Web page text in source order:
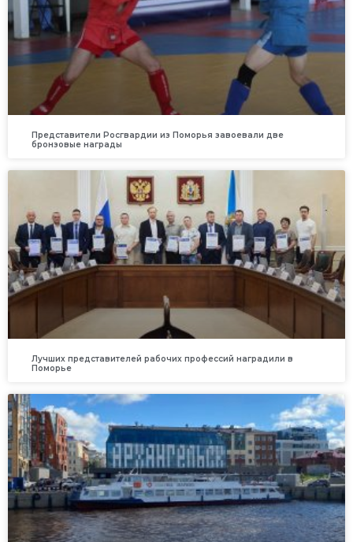
Представители Росгвардии из Поморья завоевали две
бронзовые награды
Лучших представителей рабочих профессий наградили в
Поморье